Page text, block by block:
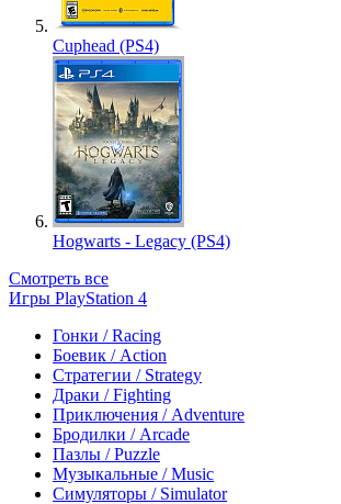
Cuphead (PS4)
Hogwarts - Legacy (PS4)
Смотреть все
Игры PlayStation 4
Гонки / Racing
Боевик / Action
Стратегии / Strategy
Драки / Fighting
Приключения / Adventure
Бродилки / Arcade
Пазлы / Puzzle
Музыкальные / Music
Симуляторы / Simulator